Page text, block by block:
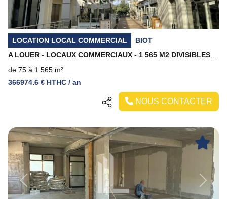
LOCATION LOCAL COMMERCIAL
BIOT
de 75 à 1 565 m²
366974.6 € HTHC / an
NOUS CONTACTER
Previous Next